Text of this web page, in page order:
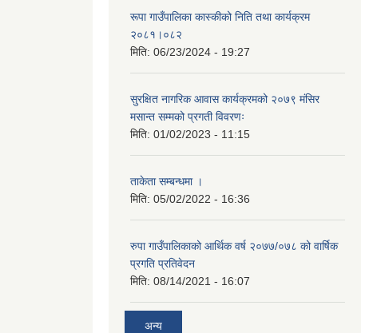
रूपा गाउँपालिका कास्कीको निति तथा कार्यक्रम
२०८१।०८२
मिति: 06/23/2024 - 19:27
सुरक्षित नागरिक आवास कार्यक्रमको २०७९ मंसिर
मसान्त सम्मको प्रगती विवरणः
मिति: 01/02/2023 - 11:15
ताकेता सम्बन्धमा ।
मिति: 05/02/2022 - 16:36
रुपा गाउँपालिकाको आर्थिक वर्ष २०७७/०७८ को वार्षिक
प्रगति प्रतिवेदन
मिति: 08/14/2021 - 16:07
अन्य